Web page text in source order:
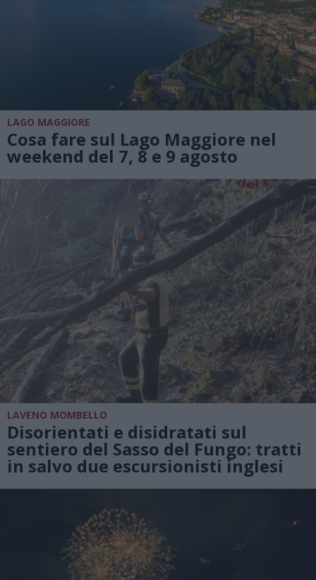
LAGO MAGGIORE
Cosa fare sul Lago Maggiore nel
weekend del 7, 8 e 9 agosto
LAVENO MOMBELLO
Disorientati e disidratati sul
sentiero del Sasso del Fungo: tratti
in salvo due escursionisti inglesi